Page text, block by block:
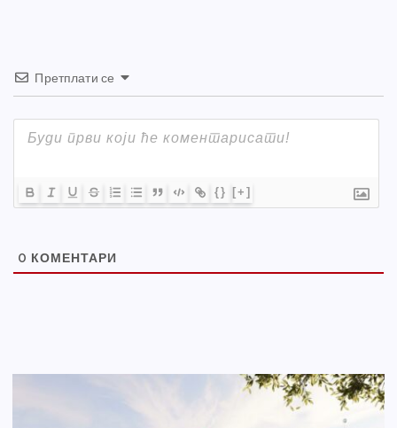
Претплати се
{} [+]
0 КОМЕНТАРИ